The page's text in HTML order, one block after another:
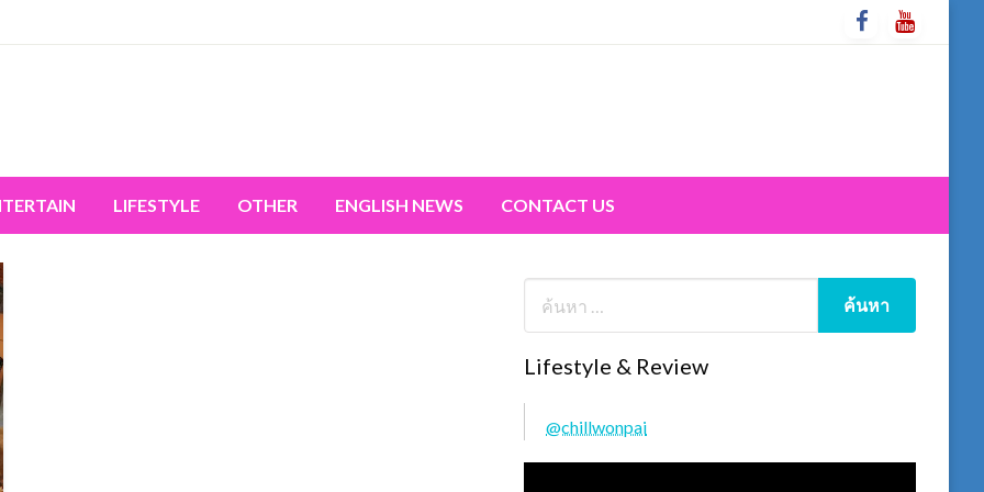
LIFESTYLE OTHER ENGLISH NEWS CONTACT US
Lifestyle & Review
@chillwonpai